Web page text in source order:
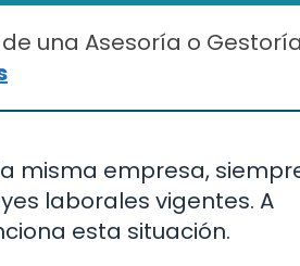
una Asesoría o
misma empresa,
laborales vigentes. A
esta situación.